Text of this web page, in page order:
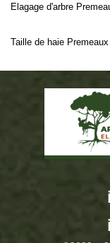
Elagage d'arbre
Taille de haie